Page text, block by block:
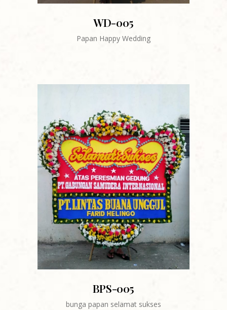
WD-005
Papan Happy Wedding
BPS-005
bunga papan selamat sukses